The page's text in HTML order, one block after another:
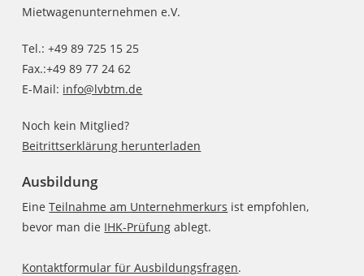
Mietwagenunternehmen e.V.
Tel.: +49 89 725 15 25
Fax.:+49 89 77 24 62
E-Mail: info@lvbtm.de
Noch kein Mitglied?
Beitrittserklärung herunterladen
Ausbildung
EineTeilnahme am Unternehmerkurs ist empfohlen,
bevor man die IHK-Prüfung ablegt.
Kontaktformular für Ausbildungsfragen.